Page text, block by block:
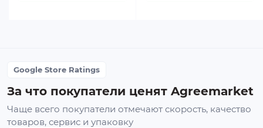
Google Store Ratings
За что покупатели ценят Agreemarket
Чаще всего покупатели отмечают скорость, качество
товаров, сервис и упаковку